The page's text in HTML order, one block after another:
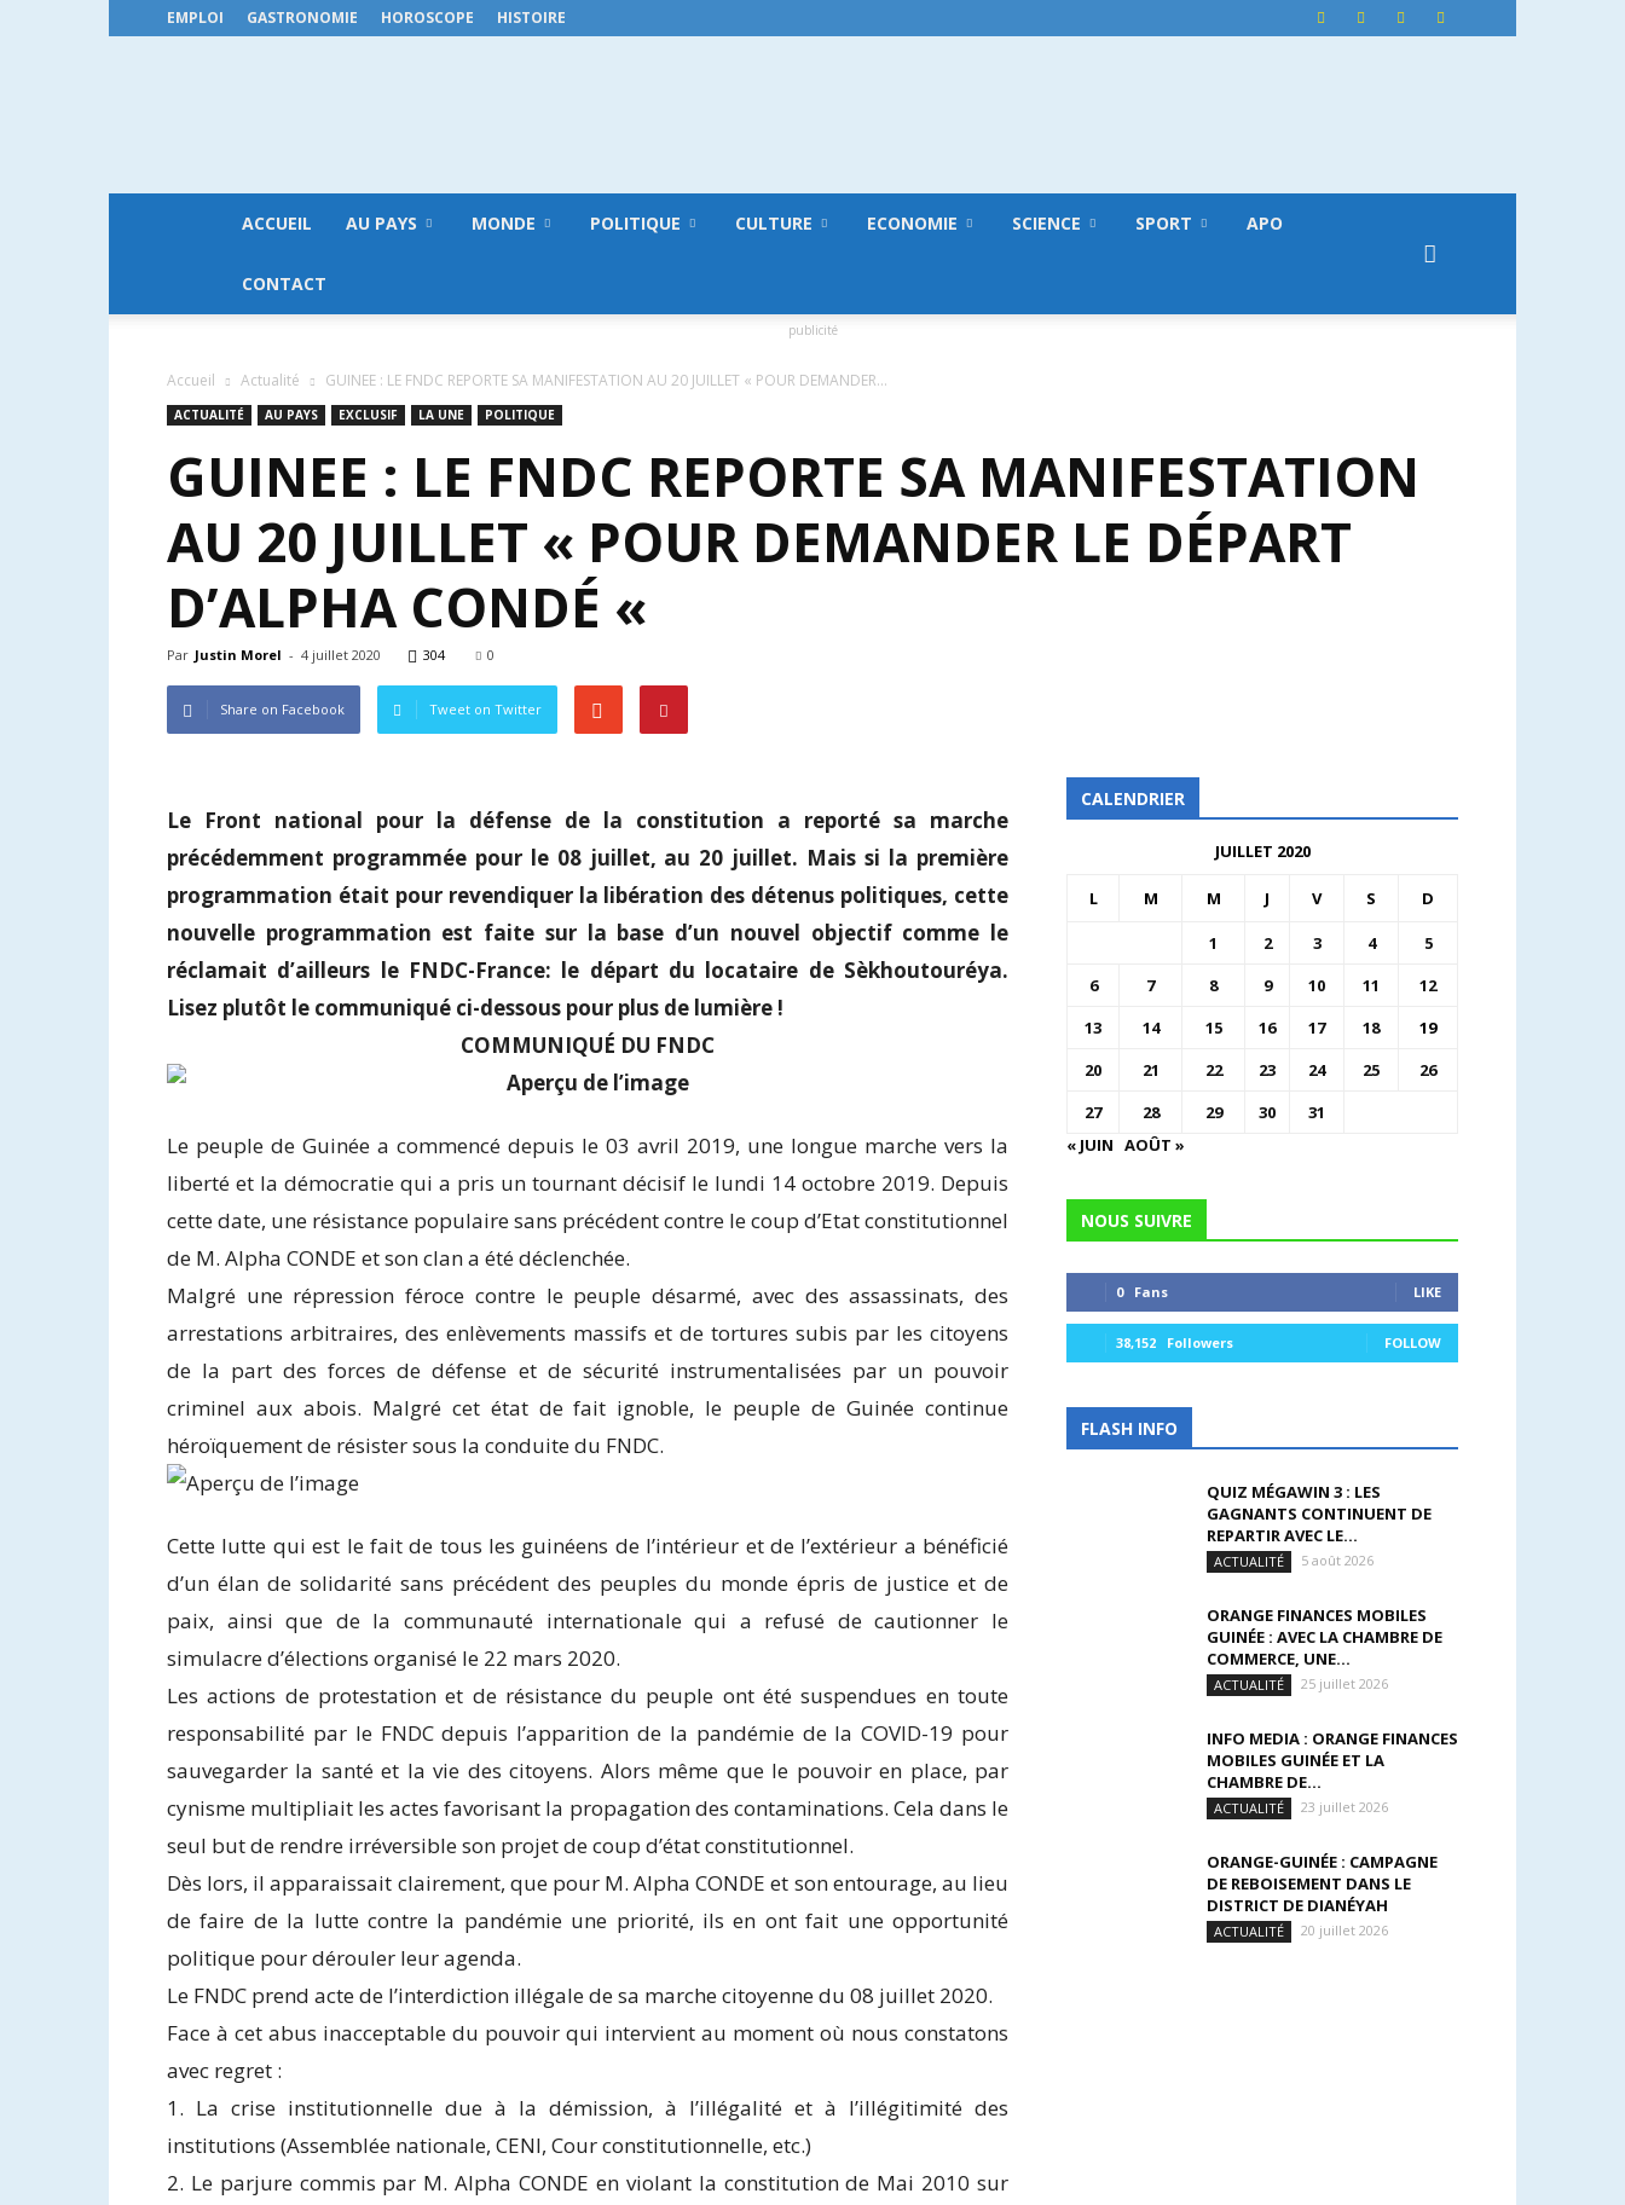
EMPLOI GASTRONOMIE HOROSCOPE HISTOIRE
GuineeConakry.online
ACCUEIL AU PAYS MONDE POLITIQUE CULTURE ECONOMIE SCIENCE SPORT APO
CONTACT
publicité
Accueil Actualité GUINEE : LE FNDC REPORTE SA MANIFESTATION AU 20 JUILLET « POUR DEMANDER...
ACTUALITÉ AU PAYS EXCLUSIF LA UNE POLITIQUE
GUINEE : LE FNDC REPORTE SA MANIFESTATION
AU 20 JUILLET « POUR DEMANDER LE DÉPART
D’ALPHA CONDÉ «
Par Justin Morel - 4 juillet 2020 304 0
Share on Facebook Tweet on Twitter
Le Front national pour la défense de la constitution a reporté sa marche
précédemment programmée pour le 08 juillet, au 20 juillet. Mais si la première
programmation était pour revendiquer la libération des détenus politiques, cette
nouvelle programmation est faite sur la base d’un nouvel objectif comme le
réclamait d’ailleurs le FNDC-France: le départ du locataire de Sèkhoutouréya.
Lisez plutôt le communiqué ci-dessous pour plus de lumière !
COMMUNIQUÉ DU FNDC
Le peuple de Guinée a commencé depuis le 03 avril 2019, une longue marche vers la
liberté et la démocratie qui a pris un tournant décisif le lundi 14 octobre 2019. Depuis
cette date, une résistance populaire sans précédent contre le coup d’Etat constitutionnel
de M. Alpha CONDE et son clan a été déclenchée.
Malgré une répression féroce contre le peuple désarmé, avec des assassinats, des
arrestations arbitraires, des enlèvements massifs et de tortures subis par les citoyens
de la part des forces de défense et de sécurité instrumentalisées par un pouvoir
criminel aux abois. Malgré cet état de fait ignoble, le peuple de Guinée continue
héroïquement de résister sous la conduite du FNDC.
Cette lutte qui est le fait de tous les guinéens de l’intérieur et de l’extérieur a bénéficié
d’un élan de solidarité sans précédent des peuples du monde épris de justice et de
paix, ainsi que de la communauté internationale qui a refusé de cautionner le
simulacre d’élections organisé le 22 mars 2020.
Les actions de protestation et de résistance du peuple ont été suspendues en toute
responsabilité par le FNDC depuis l’apparition de la pandémie de la COVID-19 pour
sauvegarder la santé et la vie des citoyens. Alors même que le pouvoir en place, par
cynisme multipliait les actes favorisant la propagation des contaminations. Cela dans le
seul but de rendre irréversible son projet de coup d’état constitutionnel.
Dès lors, il apparaissait clairement, que pour M. Alpha CONDE et son entourage, au lieu
de faire de la lutte contre la pandémie une priorité, ils en ont fait une opportunité
politique pour dérouler leur agenda.
Le FNDC prend acte de l’interdiction illégale de sa marche citoyenne du 08 juillet 2020.
Face à cet abus inacceptable du pouvoir qui intervient au moment où nous constatons
avec regret :
1. La crise institutionnelle due à la démission, à l’illégalité et à l’illégitimité des
institutions (Assemblée nationale, CENI, Cour constitutionnelle, etc.)
2. Le parjure commis par M. Alpha CONDE en violant la constitution de Mai 2010 sur
CALENDRIER
JUILLET 2020
L M M J V S D
1 2 3 4
5
6
7 8 9 10 11
12
13
14 15 16 17 18
19
20
21 22 23 24 25
26
27
28 29 30
31
« JUIN AOÛT »
NOUS SUIVRE
0 Fans LIKE
38,152 Followers FOLLOW
FLASH INFO
QUIZ MÉGAWIN 3 : LES
GAGNANTS CONTINUENT DE
REPARTIR AVEC LE...
ACTUALITÉ 5 août 2026
ORANGE FINANCES MOBILES
GUINÉE : AVEC LA CHAMBRE DE
COMMERCE, UNE...
ACTUALITÉ 25 juillet 2026
INFO MEDIA : ORANGE FINANCES
MOBILES GUINÉE ET LA
CHAMBRE DE...
ACTUALITÉ 23 juillet 2026
ORANGE-GUINÉE : CAMPAGNE
DE REBOISEMENT DANS LE
DISTRICT DE DIANÉYAH
ACTUALITÉ 20 juillet 2026